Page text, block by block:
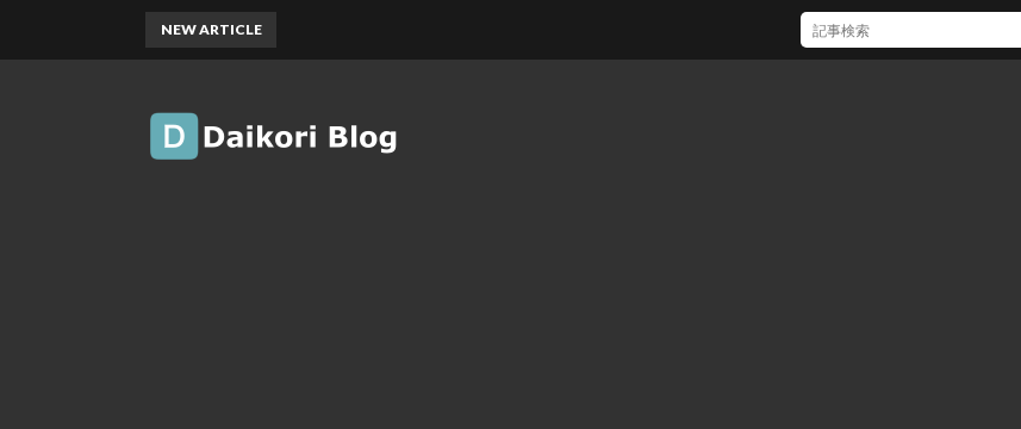
NEW ARTICLE [Mac]Mac mini M1 がいい感じ